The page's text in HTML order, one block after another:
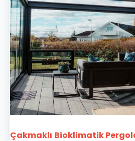
Çakmaklı Bioklimatik